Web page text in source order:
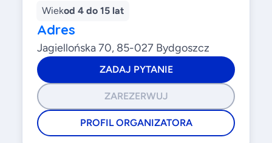
Wiekod 4 do 15 lat
Adres
Jagiellońska 70, 85-027 Bydgoszcz
ZADAJ PYTANIE
ZAREZERWUJ
PROFIL ORGANIZATORA